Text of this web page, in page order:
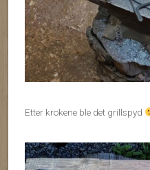
Etter krokene ble det grillspyd